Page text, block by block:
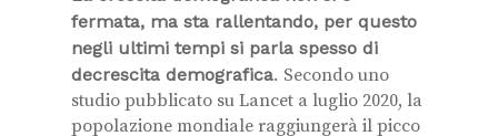
fermata, ma sta rallentando, per questo
negli ultimi tempi si parla spesso di
decrescita demografica. Secondo uno
studio pubblicato su Lancet a luglio 2020, la
popolazione mondiale raggiungerà il picco